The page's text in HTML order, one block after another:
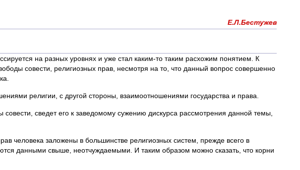
Е.Л.Бестужев
на разных уровнях и уже стал каким-то таким расхожим понятием. К
совести, религиозных прав, несмотря на то, что данный вопрос совершенно
религии, с другой стороны, взаимоотношениями государства и права.
сведет его к заведомому сужению дискурса рассмотрения данной темы,
человека заложены в большинстве религиозных систем, прежде всего в
данными свыше, неотчуждаемыми. И таким образом можно сказать, что корни